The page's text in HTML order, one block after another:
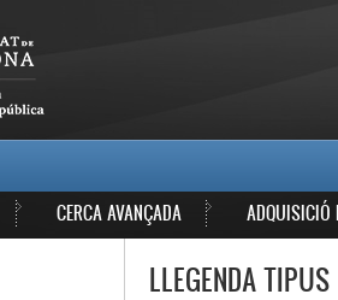
CERCA AVANÇADA ADQUISICIÓ
LLEGENDA